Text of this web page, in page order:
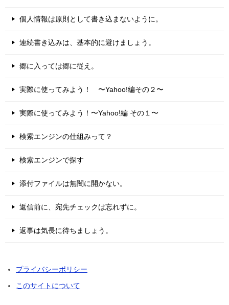
個人情報は原則として書き込まないように。
連続書き込みは、基本的に避けましょう。
郷に入っては郷に従え。
実際に使ってみよう！ 〜Yahoo!編その２〜
実際に使ってみよう！〜Yahoo!編 その１〜
検索エンジンの仕組みって？
検索エンジンで探す
添付ファイルは無闇に開かない。
返信前に、宛先チェックは忘れずに。
返事は気長に待ちましょう。
プライバシーポリシー
このサイトについて